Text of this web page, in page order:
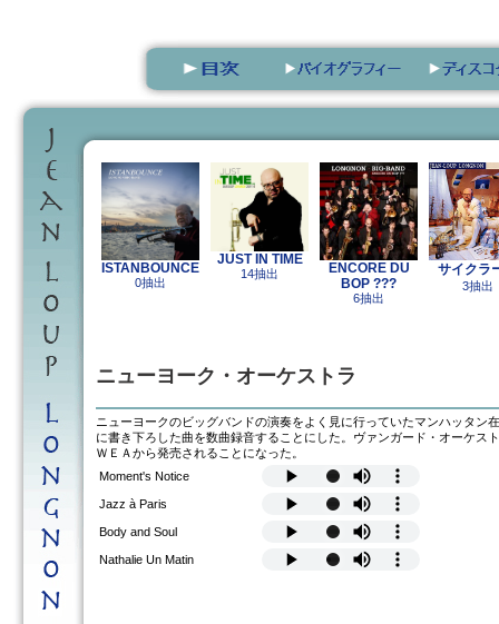
ISTANBOUNCE
0抽出
JUST IN TIME
14抽出
ENCORE DU
BOP ???
6抽出
サイクラ
3抽出
ニューヨーク・オーケストラ
ニューヨークのビッグバンドの演奏をよく見に行っていたマンハッタ
に書き下ろした曲を数曲録音することにした。ヴァンガード・オーケ
ＷＥＡから発売されることになった。
Moment's Notice
Jazz à Paris
Body and Soul
Nathalie Un Matin